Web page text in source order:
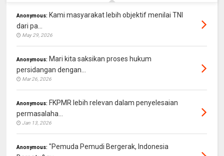
Anonymous: Kami masyarakat lebih objektif menilai TNI
dari pa...
May 29, 2026
Anonymous: Mari kita saksikan proses hukum
persidangan dengan...
Mar 26, 2026
Anonymous: FKPMR lebih relevan dalam penyelesaian
permasalaha...
Jan 13, 2026
Anonymous: "Pemuda Pemudi Bergerak, Indonesia